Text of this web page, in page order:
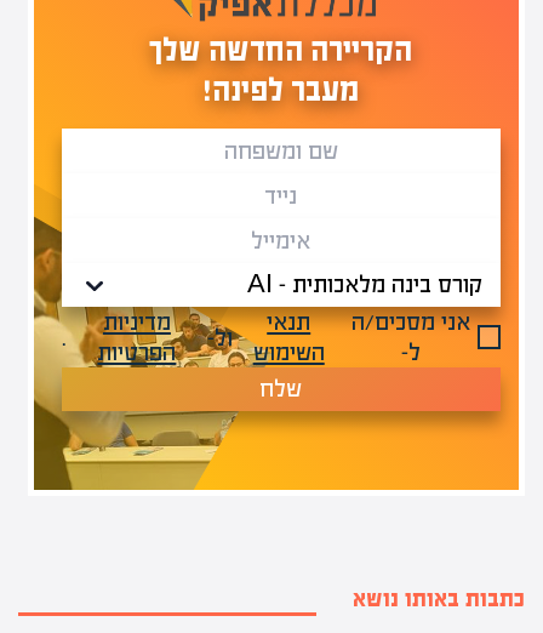
הקריירה החדשה שלך
מעבר לפינה!
אני מסכים/ה
ל-
תנאי
השימוש
ול-
מדיניות
הפרטיות
.
שלח
כתבות באותו נושא